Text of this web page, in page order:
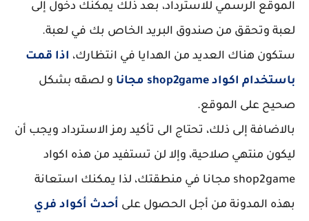
الموقع الرسمي للاسترداد، بعد ذلك يمكنك دخول إلى
لعبة وتحقق من صندوق البريد الخاص بك في لعبة.
ستكون هناك العديد من الهدايا في انتظارك، اذا قمت
باستخدام اكواد shop2game مجانا
و لصقه بشكل
صحيح على الموقع.
بالاضافة إلى ذلك، تحتاج الى تأكيد رمز الاسترداد ويجب أن
ليكون منتهي صلاحية، وإلا لن تستفيد من هذه اكواد
shop2game مجانا في منطقتك، لذا يمكنك استعانة
بهذه المدونة من أجل الحصول على أحدث أكواد فري